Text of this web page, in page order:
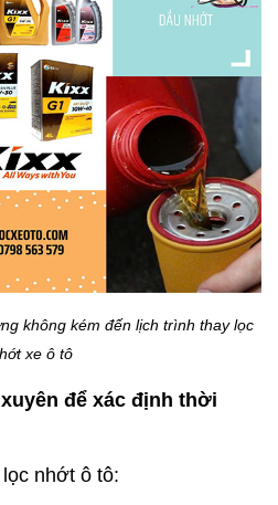
không kém đến lịch trình thay lọc
xe ô tô
để xác định thời
nhớt ô tô: